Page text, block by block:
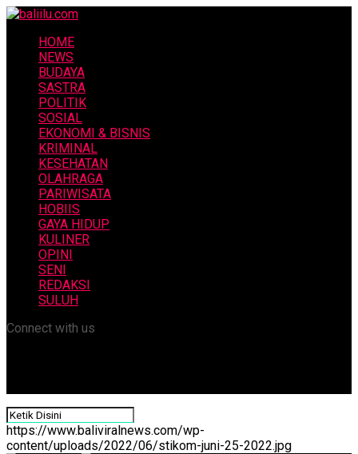
HOME
NEWS
BUDAYA
SASTRA
POLITIK
SOSIAL
EKONOMI & BISNIS
KRIMINAL
KESEHATAN
OLAHRAGA
PARIWISATA
HOBIIS
GAYA HIDUP
KULINER
OPINI
SENI
REDAKSI
SULUH
Connect with us
https://www.baliviralnews.com/wp-
content/uploads/2022/06/stikom-juni-25-2022.jpg